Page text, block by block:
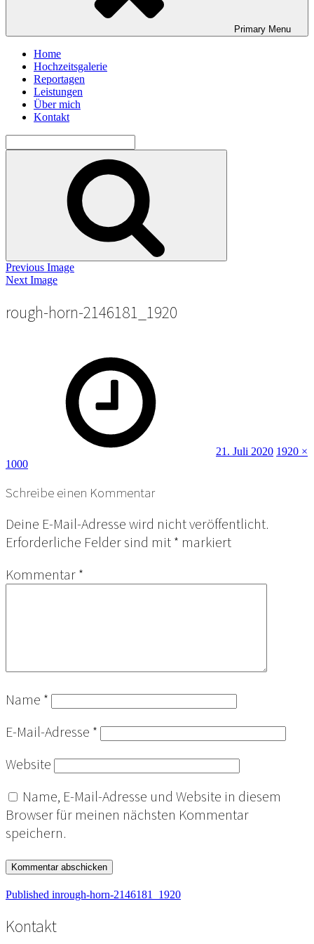
Primary Menu
Home
Hochzeitsgalerie
Reportagen
Leistungen
Über mich
Kontakt
for:
Previous Image
Next Image
rough-horn-2146181_1920
21. Juli 2020 1920 ×
1000
Schreibe einen Kommentar
Deine E-Mail-Adresse wird nicht veröffentlicht.
Erforderliche Felder sind mit* markiert
Kommentar*
Name *
E-Mail-Adresse *
Website
Name, E-Mail-Adresse und Website in diesem
Browser für meinen nächsten Kommentar
speichern.
Beitragsnavigation
Published inrough-horn-2146181_1920
Kontakt